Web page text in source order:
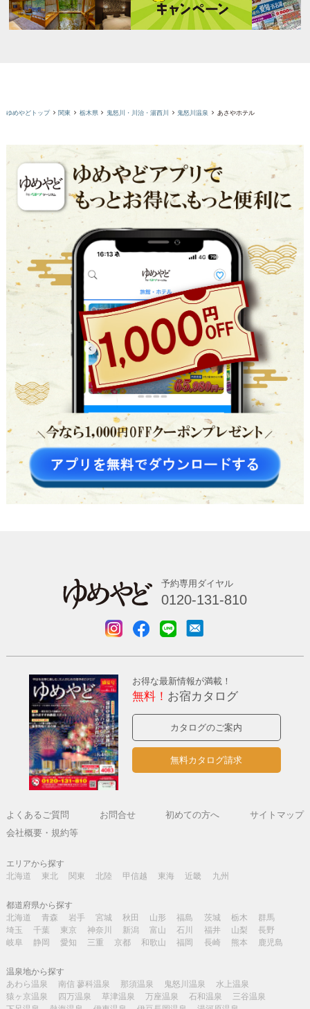
ゆめやどトップ 関東 栃木県 鬼怒川・川治・湯西川 鬼怒川温泉 あさやホテル
予約専用ダイヤル
0120-131-810
お得な最新情報が満載！
無料！ お宿カタログ
カタログのご案内
無料カタログ請求
よくあるご質問 お問合せ 初めての方へ
サイトマップ
会社概要・規約等
エリアから探す
北海道
東北 関東 北陸 甲信越 東海 近畿 九州
都道府県から探す
北海道
青森 岩手 宮城 秋田 山形 福島 茨城 栃木
群馬
埼玉
千葉 東京 神奈川 新潟 富山 石川 福井 山梨
長野
岐阜
静岡 愛知 三重 京都 和歌山 福岡 長崎 熊本 鹿児島
温泉地から探す
あわら温泉
南信 蓼科温泉 那須温泉 鬼怒川温泉
水上温泉
猿ヶ京温泉
四万温泉 草津温泉 万座温泉 石和温泉
三谷温泉